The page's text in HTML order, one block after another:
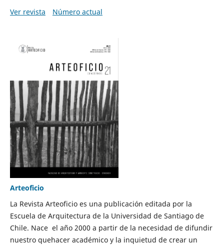
Ver revista
Número actual
Arteoficio
La Revista Arteoficio es una publicación editada por la
Escuela de Arquitectura de la Universidad de Santiago de
Chile. Nace el año 2000 a partir de la necesidad de difundir
nuestro quehacer académico y la inquietud de crear un